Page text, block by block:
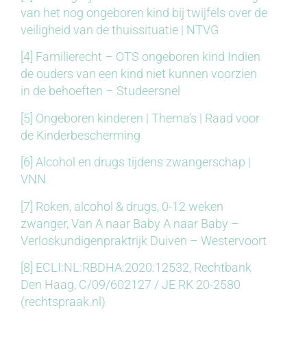
van het nog ongeboren kind bij twijfels over de
veiligheid van de thuissituatie | NTVG
[4] Familierecht – OTS ongeboren kind Indien
de ouders van een kind niet kunnen voorzien
in de behoeften – Studeersnel
[5] Ongeboren kinderen | Thema’s | Raad voor
de Kinderbescherming
[6] Alcohol en drugs tijdens zwangerschap |
VNN
[7] Roken, alcohol & drugs, 0-12 weken
zwanger, Van A naar Baby A naar Baby –
Verloskundigenpraktrijk Duiven – Westervoort
[8] ECLI:NL:RBDHA:2020:12532, Rechtbank
Den Haag, C/09/602127 / JE RK 20-2580
(rechtspraak.nl)